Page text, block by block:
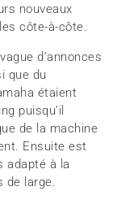
nouveaux
côte-à-côte.
d’annonces
que du
étaient
puisqu’il
de la machine
Ensuite est
adapté à la
de large.